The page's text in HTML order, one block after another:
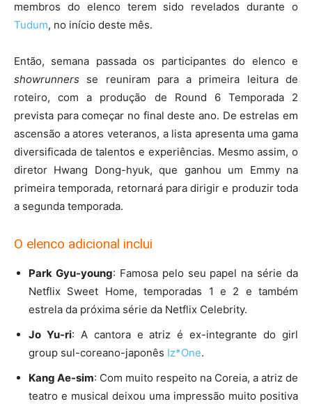
membros do elenco terem sido revelados durante o
Tudum, no início deste mês.
Então, semana passada os participantes do elenco e
showrunners se reuniram para a primeira leitura de
roteiro, com a produção de Round 6 Temporada 2
prevista para começar no final deste ano. De estrelas em
ascensão a atores veteranos, a lista apresenta uma gama
diversificada de talentos e experiências. Mesmo assim, o
diretor Hwang Dong-hyuk, que ganhou um Emmy na
primeira temporada, retornará para dirigir e produzir toda
a segunda temporada.
O elenco adicional inclui
Park Gyu-young: Famosa pelo seu papel na série da
Netflix Sweet Home, temporadas 1 e 2 e também
estrela da próxima série da Netflix Celebrity.
Jo Yu-ri: A cantora e atriz é ex-integrante do girl
group sul-coreano-japonês Iz*One.
Kang Ae-sim: Com muito respeito na Coreia, a atriz de
teatro e musical deixou uma impressão muito positiva